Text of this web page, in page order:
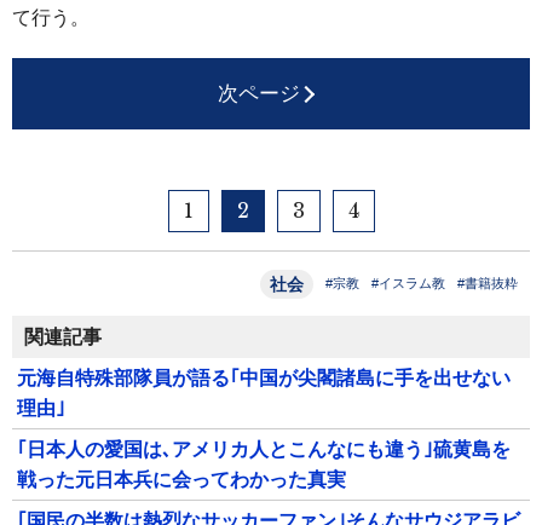
て行う。
次ページ
1 2 3 4
社会 #宗教 #イスラム教 #書籍抜粋
関連記事
元海自特殊部隊員が語る｢中国が尖閣諸島に手を出せない
理由｣
｢日本人の愛国は､アメリカ人とこんなにも違う｣硫黄島を
戦った元日本兵に会ってわかった真実